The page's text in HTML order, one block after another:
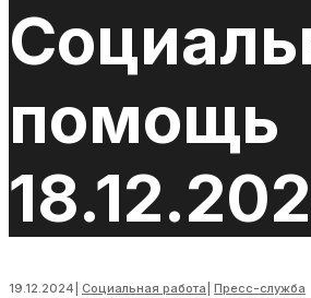
помощь
19.12.2024 Социальная работа Пресс-служба